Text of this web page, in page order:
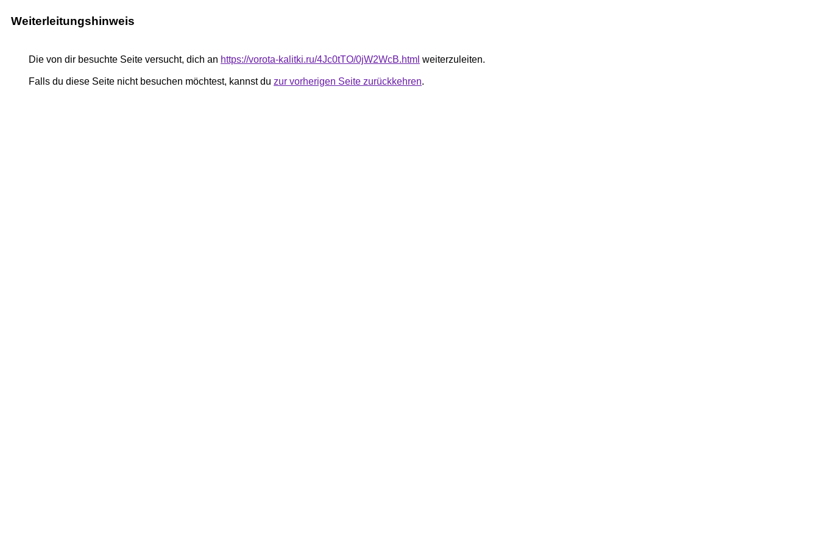
Weiterleitungshinweis
Die von dir besuchte Seite versucht, dich an https://vorota-kalitki.ru/4Jc0tTO/0jW2WcB.html weiterzuleiten.
Falls du diese Seite nicht besuchen möchtest, kannst du zur vorherigen Seite zurückkehren.